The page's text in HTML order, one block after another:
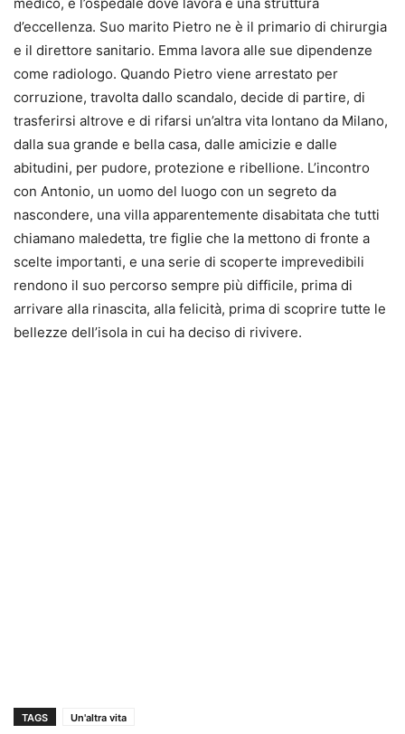
medico, e l’ospedale dove lavora è una struttura
d’eccellenza. Suo marito Pietro ne è il primario di chirurgia
e il direttore sanitario. Emma lavora alle sue dipendenze
come radiologo. Quando Pietro viene arrestato per
corruzione, travolta dallo scandalo, decide di partire, di
trasferirsi altrove e di rifarsi un’altra vita lontano da Milano,
dalla sua grande e bella casa, dalle amicizie e dalle
abitudini, per pudore, protezione e ribellione. L’incontro
con Antonio, un uomo del luogo con un segreto da
nascondere, una villa apparentemente disabitata che tutti
chiamano maledetta, tre figlie che la mettono di fronte a
scelte importanti, e una serie di scoperte imprevedibili
rendono il suo percorso sempre più difficile, prima di
arrivare alla rinascita, alla felicità, prima di scoprire tutte le
bellezze dell’isola in cui ha deciso di rivivere.
TAGS Un'altra vita